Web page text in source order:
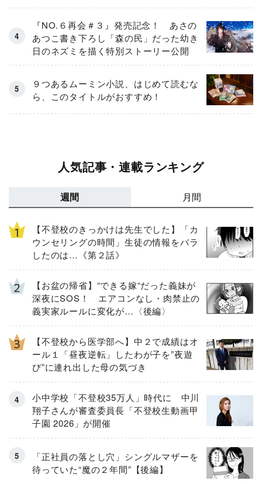
『NO.６再会＃３』発売記念！ あさの
あつこ書き下ろし「森の民」だった幼き
日のネズミを描く特別ストーリー公開
９つあるムーミン小説、はじめて読むな
ら、このタイトルがおすすめ！
人気記事・連載ランキング
週間 月間
【不登校のきっかけは先生でした】「カ
ウンセリングの時間」生徒の情報をバラ
したのは…《第２話》
【お盆の帰省】“できる嫁“だった義妹が
深夜にSOS！ エアコンなし・肉禁止の
義実家ルールに変化が…〈後編〉
【不登校から医学部へ】中２で成績はオ
ール１「昼夜逆転」したわが子を”夜遊
び”に連れ出した母の気づき
小中学校「不登校35万人」時代に 中川
翔子さんが審査委員長「不登校生動画甲
子園 2026」が開催
「正社員の落とし穴」シングルマザーを
待っていた“魔の２年間”【後編】